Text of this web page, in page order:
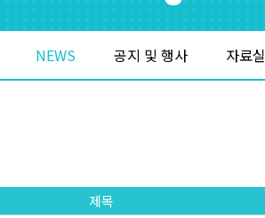
NEWS 공지 및 행사 자료실
제목